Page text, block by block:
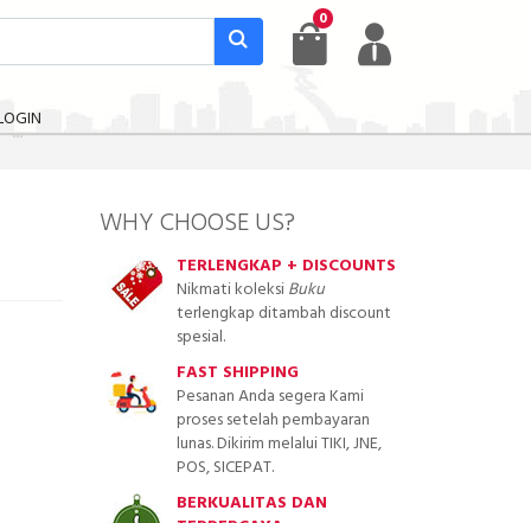
0
WHY CHOOSE US?
TERLENGKAP + DISCOUNTS
Nikmati koleksiBuku
terlengkap ditambah discount
spesial.
FAST SHIPPING
Pesanan Anda segera Kami
proses setelah pembayaran
lunas. Dikirim melalui TIKI, JNE,
POS, SICEPAT.
BERKUALITAS DAN